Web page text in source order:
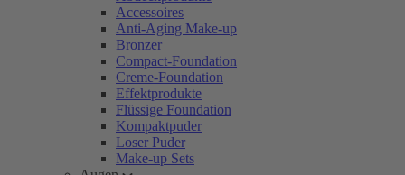
Accessoires
Anti-Aging Make-up
Bronzer
Compact-Foundation
Creme-Foundation
Effektprodukte
Flüssige Foundation
Kompaktpuder
Loser Puder
Make-up Sets